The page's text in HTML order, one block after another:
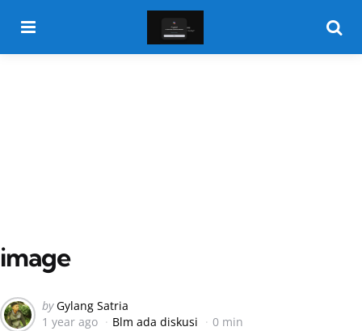
image
Posted
by
by Gylang Satria
1 year ago
Blm ada diskusi 0 min